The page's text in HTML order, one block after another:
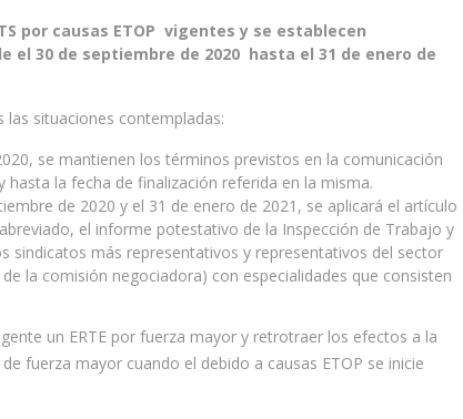
por causas ETOP vigentes y se establecen
el 30 de septiembre de 2020 hasta el 31 de enero de
las situaciones contempladas:
se mantienen los términos previstos en la comunicación
la fecha de finalización referida en la misma.
de 2020 y el 31 de enero de 2021, se aplicará el artículo
el informe potestativo de la Inspección de Trabajo y
sindicatos más representativos y representativos del sector
la comisión negociadora) con especialidades que consisten
un ERTE por fuerza mayor y retrotraer los efectos a la
fuerza mayor cuando el debido a causas ETOP se inicie